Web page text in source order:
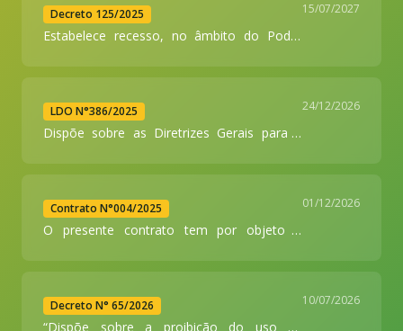
Decreto 125/2025
Estabelece recesso, no âmbito do Poder
15/07/2027
LDO N°386/2025
Dispõe sobre as Diretrizes Gerais para a
24/12/2026
Contrato N°004/2025
O presente contrato tem por objeto a
JUNTO AO TRANSFEREGOV, objetivando a
captação de recurso via convenio/contrato
01/12/2026
Decreto N° 65/2026
“Dispõe sobre a proibição do uso de
10/07/2026